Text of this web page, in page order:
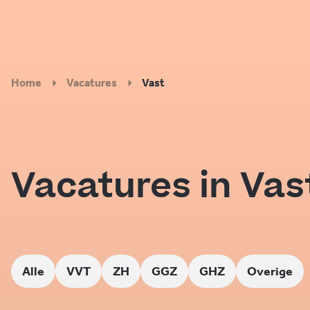
Home Vacatures Vast
Vacatures in
Alle VVT ZH GGZ GHZ Overige